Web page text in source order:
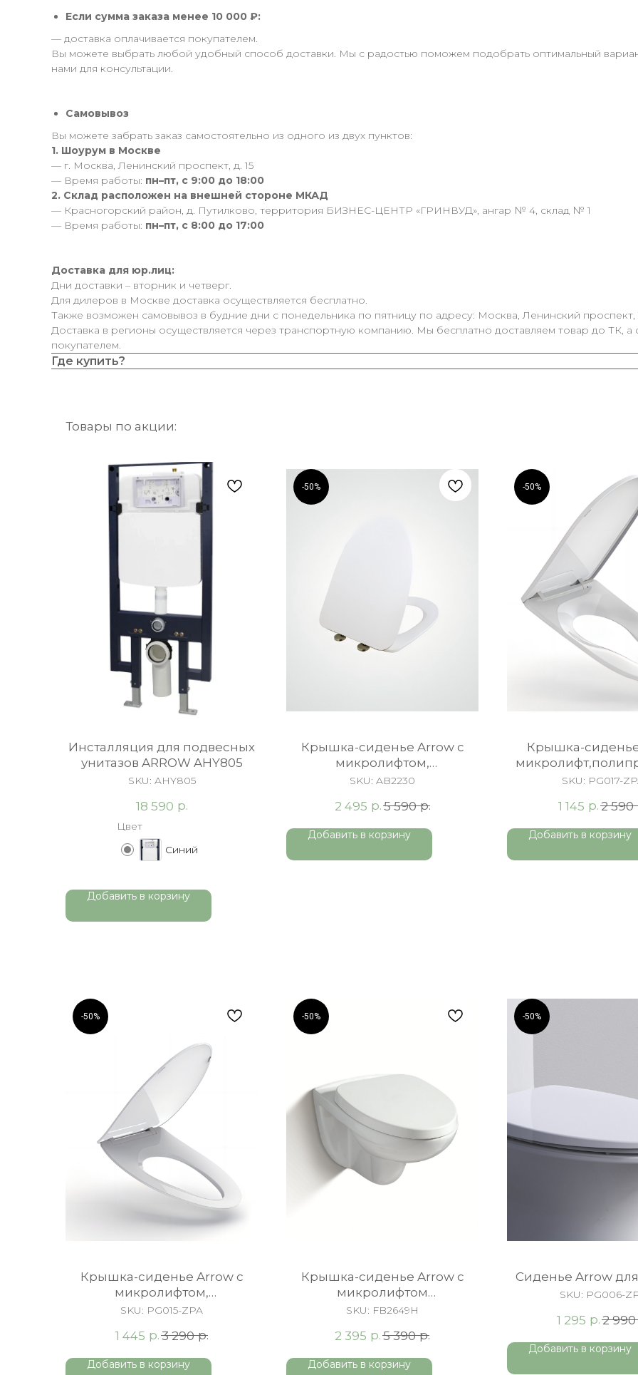
Если сумма заказа менее 10 000 ₽:
— доставка оплачивается покупателем.
Вы можете выбрать любой удобный способ доставки. Мы с радостью поможем подобрать оптимальный
нами для консультации.
Самовывоз
Вы можете забрать заказ самостоятельно из одного из двух пунктов:
1. Шоурум в Москве
— г. Москва, Ленинский проспект, д. 15
— Время работы: пн–пт, с 9:00 до 18:00
2. Склад расположен на внешней стороне МКАД
— Красногорский район, д. Путилково, территория БИЗНЕС-ЦЕНТР «ГРИНВУД», ангар № 4, склад № 1
— Время работы: пн–пт, с 8:00 до 17:00
Доставка для юр.лиц:
Дни доставки – вторник и четверг.
Для дилеров в Москве доставка осуществляется бесплатно.
Также возможен самовывоз в будние дни с понедельника по пятницу по адресу: Москва, Ленинский проспект,
Доставка в регионы осуществляется через транспортную компанию. Мы бесплатно доставляем товар до ТК,
покупателем.
Где купить?
Товары по акции:
Инсталляция для подвесных
унитазов ARROW AHY805
SKU: AHY805
18 590 р.
Цвет
Синий
Добавить в корзину
-50%
Крышка-сиденье Arrow c
микролифтом,
быстросъемное, Duroplast,
SKU: AB2230
2 495 р.5 590 р.
Добавить в корзину
-50%
Крышка-
SKU: PG017-
1 145 р. 2 590
Добавить в корзину
-50%
Крышка-сиденье Arrow c
микролифтом,
быстросъемное, белая
SKU: PG015-ZPA
1 445 р.3 290 р.
Добавить в корзину
-50%
Крышка-сиденье Arrow c
микролифтом
полипропилен, белый
SKU: FB2649H
2 395 р. 5 390 р.
Добавить в корзину
-50%
Сиденье Arrow для
SKU: PG006-
1 295 р.2 990
Добавить в корзину